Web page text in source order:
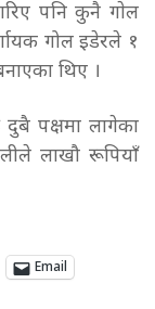
पनि कुनै गाेल
गोल इडेरले १
थिए ।
पक्षमा लागेका
लाखौ रूपियाँ
Email